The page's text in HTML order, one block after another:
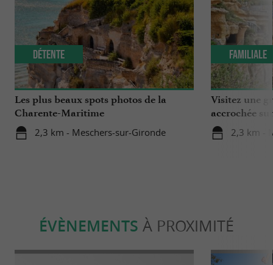
Les plus beaux spots photos de la
Charente-Maritime
2,3 km - Meschers-sur-Gironde
Détente
Visitez une
accrochée
2,3 km -
Familiale
ÉVÈNEMENTS À PROXIMITÉ